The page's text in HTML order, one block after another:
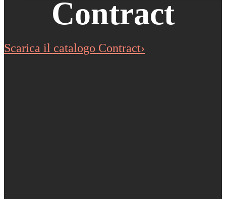
Contract
Scarica il catalogo Contract›